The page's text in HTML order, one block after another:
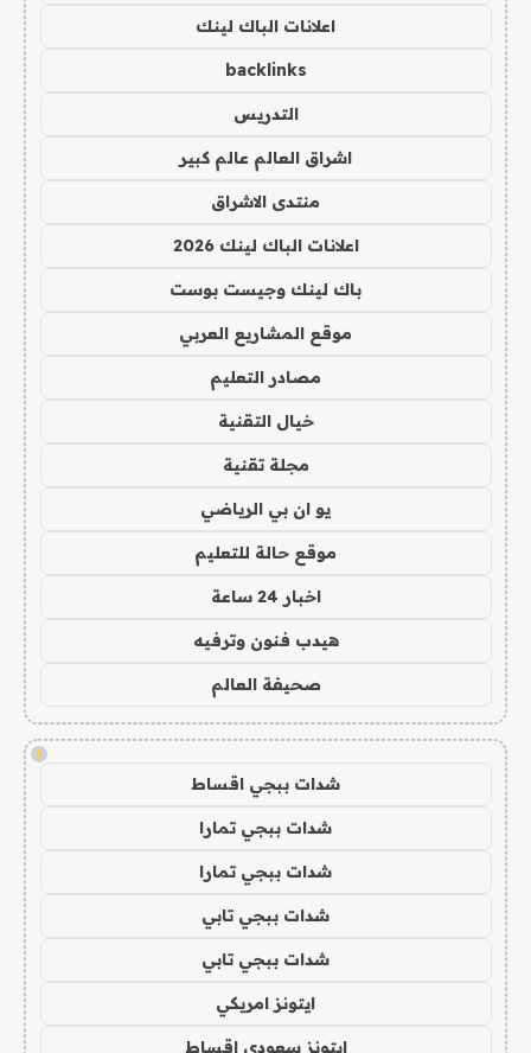
اعلانات الباك لينك
backlinks
التدريس
اشراق العالم عالم كبير
منتدى الاشراق
اعلانات الباك لينك 2026
باك لينك وجيست بوست
موقع المشاريع العربي
مصادر التعليم
خيال التقنية
مجلة تقنية
يو ان بي الرياضي
موقع حالة للتعليم
اخبار 24 ساعة
هيدب فنون وترفيه
صحيفة العالم
!
شدات ببجي اقساط
شدات ببجي تمارا
شدات ببجي تمارا
شدات ببجي تابي
شدات ببجي تابي
ايتونز امريكي
ايتونز سعودي اقساط